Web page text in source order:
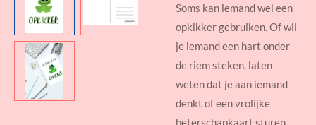
Soms kan iemand wel een
opkikker gebruiken. Of wil
je iemand een hart onder
de riem steken, laten
weten dat je aan iemand
denkt of een vrolijke
beterschapkaart sturen.